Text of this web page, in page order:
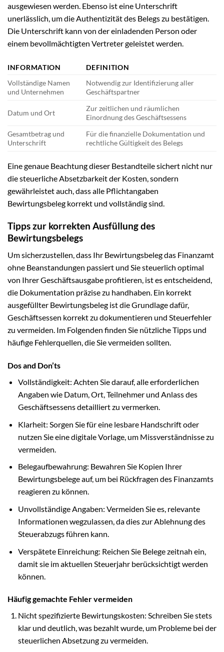
ausgewiesen werden. Ebenso ist eine Unterschrift
unerlässlich, um die Authentizität des Belegs zu bestätigen.
Die Unterschrift kann von der einladenden Person oder
einem bevollmächtigten Vertreter geleistet werden.
INFORMATION
DEFINITION
Vollständige Namen
und Unternehmen
Notwendig zur Identifizierung aller
Geschäftspartner
Datum und Ort
Zur zeitlichen und räumlichen
Einordnung des Geschäftsessens
Gesamtbetrag und
Unterschrift
Für die finanzielle Dokumentation und
rechtliche Gültigkeit des Belegs
Eine genaue Beachtung dieser Bestandteile sichert nicht nur
die steuerliche Absetzbarkeit der Kosten, sondern
gewährleistet auch, dass alle Pflichtangaben
Bewirtungsbeleg korrekt und vollständig sind.
Tipps zur korrekten Ausfüllung des
Bewirtungsbelegs
Um sicherzustellen, dass Ihr Bewirtungsbeleg das Finanzamt
ohne Beanstandungen passiert und Sie steuerlich optimal
von Ihrer Geschäftsausgabe profitieren, ist es entscheidend,
die Dokumentation präzise zu handhaben. Ein korrekt
ausgefüllter Bewirtungsbeleg ist die Grundlage dafür,
Geschäftsessen korrekt zu dokumentieren und Steuerfehler
zu vermeiden. Im Folgenden finden Sie nützliche Tipps und
häufige Fehlerquellen, die Sie vermeiden sollten.
Dos and Don’ts
Vollständigkeit: Achten Sie darauf, alle erforderlichen
Angaben wie Datum, Ort, Teilnehmer und Anlass des
Geschäftsessens detailliert zu vermerken.
Klarheit: Sorgen Sie für eine lesbare Handschrift oder
nutzen Sie eine digitale Vorlage, um Missverständnisse zu
vermeiden.
Belegaufbewahrung: Bewahren Sie Kopien Ihrer
Bewirtungsbelege auf, um bei Rückfragen des Finanzamts
reagieren zu können.
Unvollständige Angaben: Vermeiden Sie es, relevante
Informationen wegzulassen, da dies zur Ablehnung des
Steuerabzugs führen kann.
Verspätete Einreichung: Reichen Sie Belege zeitnah ein,
damit sie im aktuellen Steuerjahr berücksichtigt werden
können.
Häufig gemachte Fehler vermeiden
Nicht spezifizierte Bewirtungskosten: Schreiben Sie stets
klar und deutlich, was bezahlt wurde, um Probleme bei der
steuerlichen Absetzung zu vermeiden.